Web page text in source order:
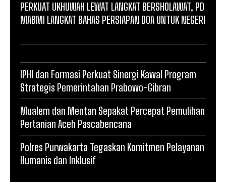
PERKUAT UKHUWAH LEWAT LANGKAT BERSHOLAWAT, PD
MABMI LANGKAT BAHAS PERSIAPAN DOA UNTUK NEGERI
IPHI dan Formasi Perkuat Sinergi Kawal Program
Strategis Pemerintahan Prabowo-Gibran
Mualem dan Mentan Sepakat Percepat Pemulihan
Pertanian Aceh Pascabencana
Polres Purwakarta Tegaskan Komitmen Pelayanan
Humanis dan Inklusif